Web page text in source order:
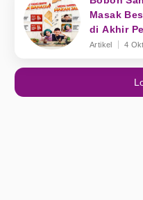
Masak
di Akhir
Artikel 4